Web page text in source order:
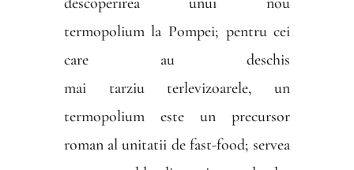
termopolium la Pompei; pentru cei
care au deschis
mai tarziu terlevizoarele, un
termopolium este un precursor
roman al unitatii de fast-food; servea